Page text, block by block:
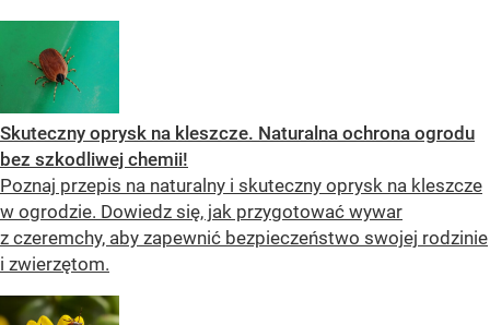
Skuteczny oprysk na kleszcze. Naturalna ochrona ogrodu
bez szkodliwej chemii!
Poznaj przepis na naturalny i skuteczny oprysk na kleszcze
w ogrodzie. Dowiedz się, jak przygotować wywar
z czeremchy, aby zapewnić bezpieczeństwo swojej rodzinie
i zwierzętom.